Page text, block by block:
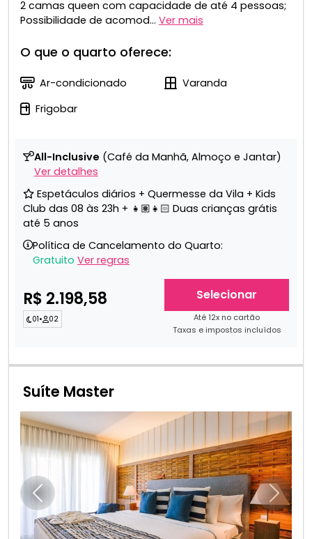
2 camas queen com capacidade de até 4 pessoas;
Possibilidade de acomod... Ver mais
O que o quarto oferece:
Ar-condicionado
Varanda
Frigobar
All-Inclusive (Café da Manhã, Almoço e Jantar)
Ver detalhes
Espetáculos diários + Quermesse da Vila + Kids
Club das 08 às 23h + 👧🏽👧🏻 Duas crianças grátis
até 5 anos
Política de Cancelamento do Quarto:
Gratuito Ver regras
R$ 2.198,58
01• 02
Selecionar
Até 12x no cartão
Taxas e impostos incluídos
Suíte Master
Anterior